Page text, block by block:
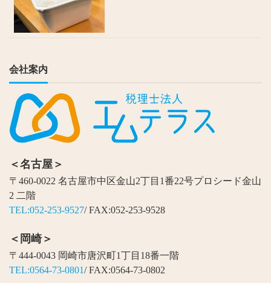
会社案内
＜名古屋＞
〒460-0022 名古屋市中区金山2丁目1番22号プロシード金山
2 二階
TEL:052-253-9527/ FAX:052-253-9528
＜岡崎＞
〒444-0043 岡崎市唐沢町1丁目18番一階
TEL:0564-73-0801/ FAX:0564-73-0802